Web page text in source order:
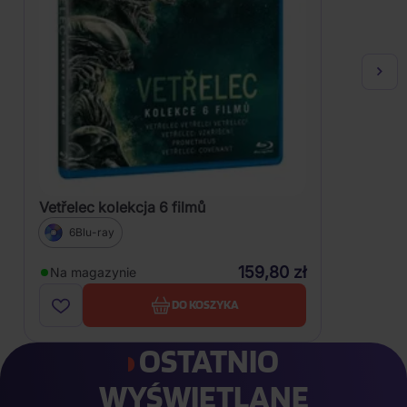
Vetřelec kolekcja 6 filmů
6Blu-ray
Na magazynie 159,80 zł
DO KOSZYKA
OSTATNIO
WYŚWIETLANE